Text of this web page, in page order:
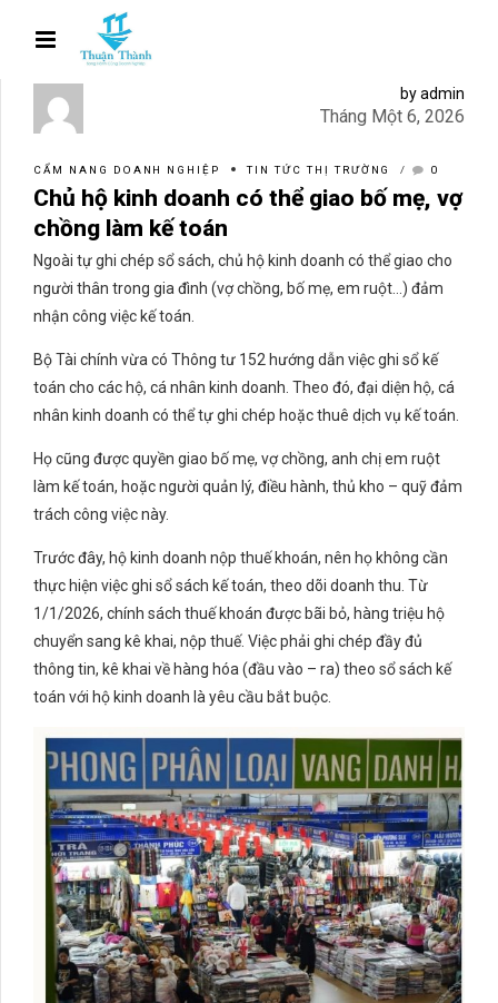
by admin
Tháng Một 6, 2026
CẨM NANG DOANH NGHIỆP TIN TỨC THỊ TRƯỜNG 0
Chủ hộ kinh doanh có thể giao bố mẹ, vợ
chồng làm kế toán
Ngoài tự ghi chép sổ sách, chủ hộ kinh doanh có thể giao cho
người thân trong gia đình (vợ chồng, bố mẹ, em ruột…) đảm
nhận công việc kế toán.
Bộ Tài chính vừa có Thông tư 152 hướng dẫn việc ghi sổ kế
toán cho các hộ, cá nhân kinh doanh. Theo đó, đại diện hộ, cá
nhân kinh doanh có thể tự ghi chép hoặc thuê dịch vụ kế toán.
Họ cũng được quyền giao bố mẹ, vợ chồng, anh chị em ruột
làm kế toán, hoặc người quản lý, điều hành, thủ kho – quỹ đảm
trách công việc này.
Trước đây, hộ kinh doanh nộp thuế khoán, nên họ không cần
thực hiện việc ghi sổ sách kế toán, theo dõi doanh thu. Từ
1/1/2026, chính sách thuế khoán được bãi bỏ, hàng triệu hộ
chuyển sang kê khai, nộp thuế. Việc phải ghi chép đầy đủ
thông tin, kê khai về hàng hóa (đầu vào – ra) theo sổ sách kế
toán với hộ kinh doanh là yêu cầu bắt buộc.